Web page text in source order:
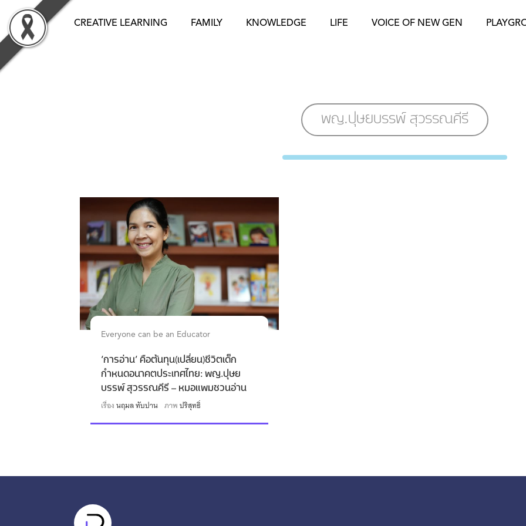
content
CREATIVE LEARNING FAMILY KNOWLEDGE LIFE VOICE OF NEW GEN
พญ.ปุษยบรรพ์ สุวรรณคีรี
Everyone can be an Educator
‘การอ่าน’ คือต้นทุน(เปลี่ยน)ชีวิตเด็ก
กำหนดอนาคตประเทศไทย: พญ.ปุษย
บรรพ์ สุวรรณคีรี – หมอแพมชวนอ่าน
เรื่องนฤมล ทับปาน ภาพปริสุทธิ์